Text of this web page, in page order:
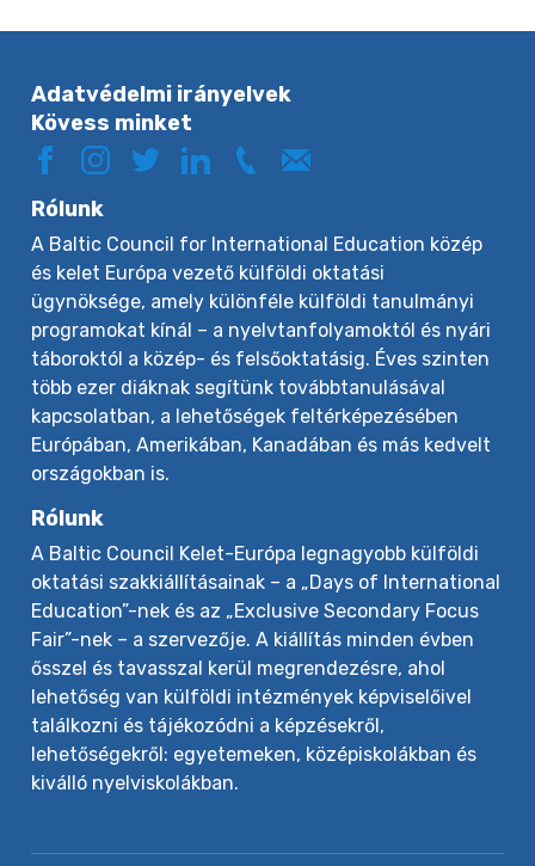
Adatvédelmi irányelvek
Kövess minket
Rólunk
A Baltic Council for International Education közép
és kelet Európa vezető külföldi oktatási
ügynöksége, amely különféle külföldi tanulmányi
programokat kínál – a nyelvtanfolyamoktól és nyári
táboroktól a közép- és felsőoktatásig. Éves szinten
több ezer diáknak segítünk továbbtanulásával
kapcsolatban, a lehetőségek feltérképezésében
Európában, Amerikában, Kanadában és más kedvelt
országokban is.
Rólunk
A Baltic Council Kelet-Európa legnagyobb külföldi
oktatási szakkiállításainak – a „Days of International
Education”-nek és az „Exclusive Secondary Focus
Fair”-nek – a szervezője. A kiállítás minden évben
ősszel és tavasszal kerül megrendezésre, ahol
lehetőség van külföldi intézmények képviselőivel
találkozni és tájékozódni a képzésekről,
lehetőségekről: egyetemeken, középiskolákban és
kiválló nyelviskolákban.